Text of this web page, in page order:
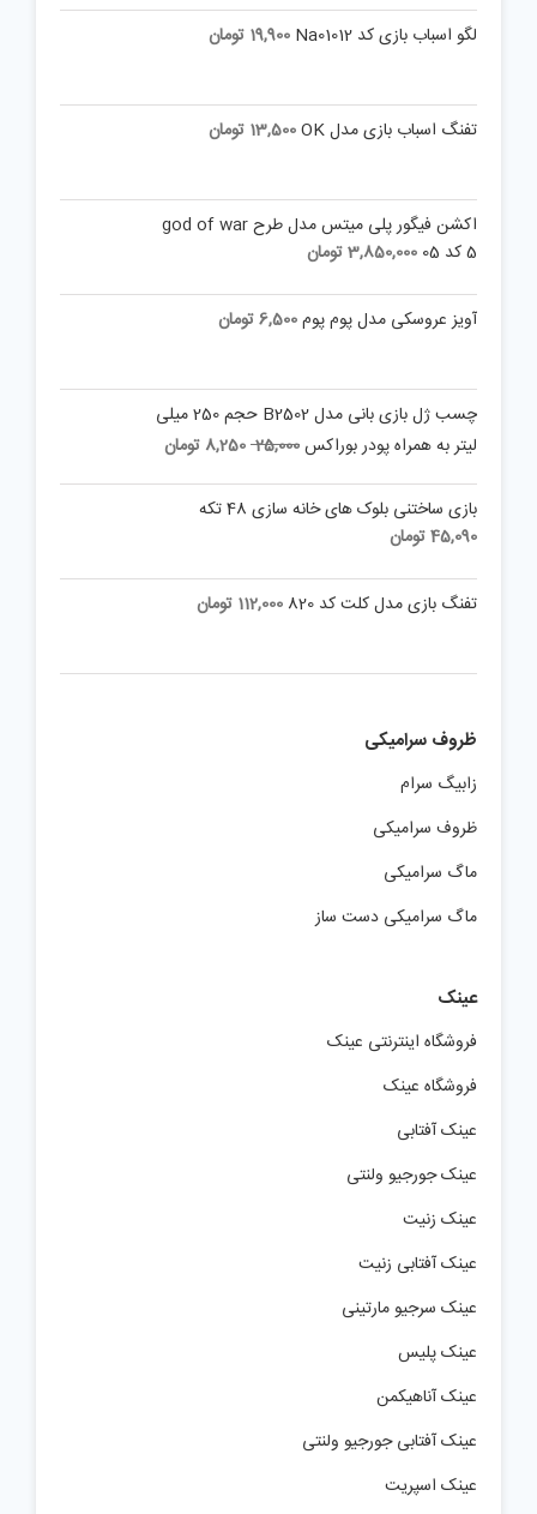
لگو اسباب بازی کد Na01012 19,900 تومان
تفنگ اسباب بازی مدل OK 13,500 تومان
اکشن فیگور پلی میتس مدل طرح god of war
5 کد 05
3,850,000تومان
آویز عروسکی مدل پوم پوم6,500تومان
چسب ژل بازی بانی مدل B2502 حجم 250 میلی
لیتر به همراه پودر بوراکس25,000
Original
was:
25,000 تومان.
8,250 تومان
بازی ساختنی بلوک های خانه سازی 48 تکه
45,090تومان
تفنگ بازی مدل کلت کد 820 112,000 تومان
ظروف سرامیکی
زابیگ سرام
ظروف سرامیکی
ماگ سرامیکی
ماگ سرامیکی دست ساز
عینک
فروشگاه اینترنتی عینک
فروشگاه عینک
عینک آفتابی
عینک جورجیو ولنتی
عینک زنیت
عینک آفتابی زنیت
عینک سرجیو مارتینی
عینک پلیس
عینک آناهیکمن
عینک آفتابی جورجیو ولنتی
عینک اسپریت